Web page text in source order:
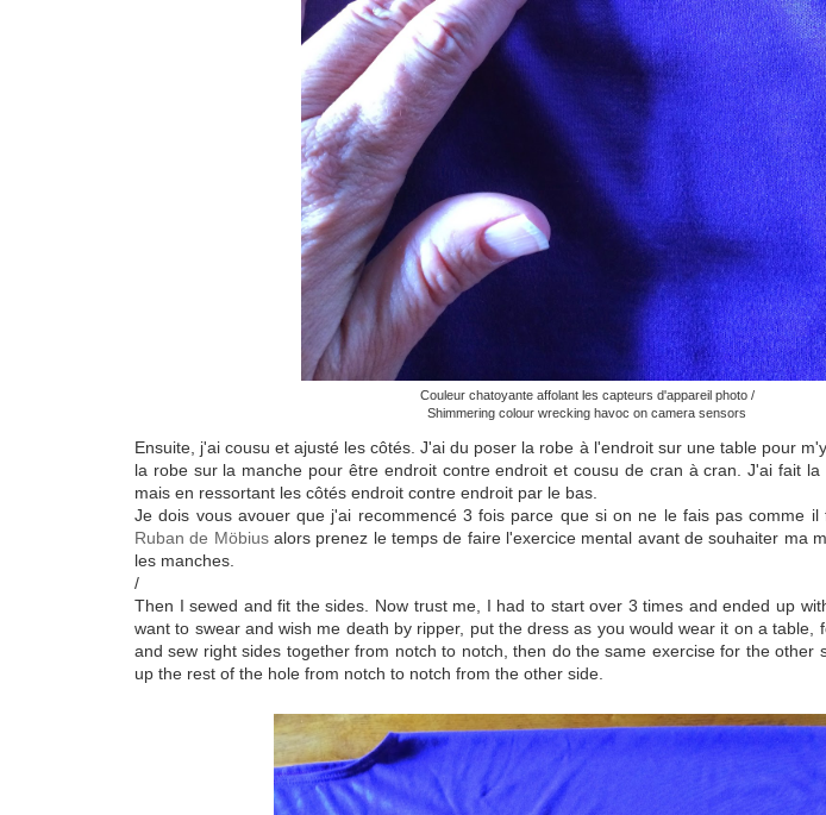
Couleur chatoyante affolant les capteurs d'appareil photo /
Shimmering colour wrecking havoc on camera sensors
Ensuite, j'ai cousu et ajusté les côtés. J'ai du poser la robe à l'endroit sur une table pour
la robe sur la manche pour être endroit contre endroit et cousu de cran à cran. J'ai fait
mais en ressortant les côtés endroit contre endroit par le bas.
Je dois vous avouer que j'ai recommencé 3 fois parce que si on ne le fais pas comme
Ruban de Möbiusalors prenez le temps de faire l'exercice mental avant de souhaiter ma
les manches.
/
Then I sewed and fit the sides. Now trust me, I had to start over 3 times and ended up
want to swear and wish me death by ripper, put the dress as you would wear it on a table,
and sew right sides together from notch to notch, then do the same exercise for the other
up the rest of the hole from notch to notch from the other side.